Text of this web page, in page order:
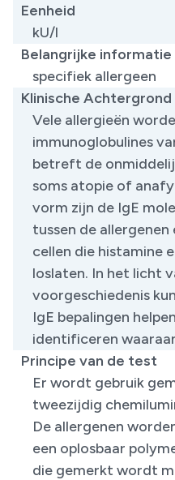
Eenheid
kU/l
Belangrijke informatie
specifiek allergeen
Klinische Achtergrond
Vele allergieën
immunoglobulines
betreft de
soms atopie of
vorm zijn de IgE
tussen de
cellen die histamine
loslaten. In het licht
voorgeschiedenis
IgE bepalingen
identificeren
Principe van de test
Er wordt gebruik
tweezijdig
De allergenen
een oplosbaar
die gemerkt wordt